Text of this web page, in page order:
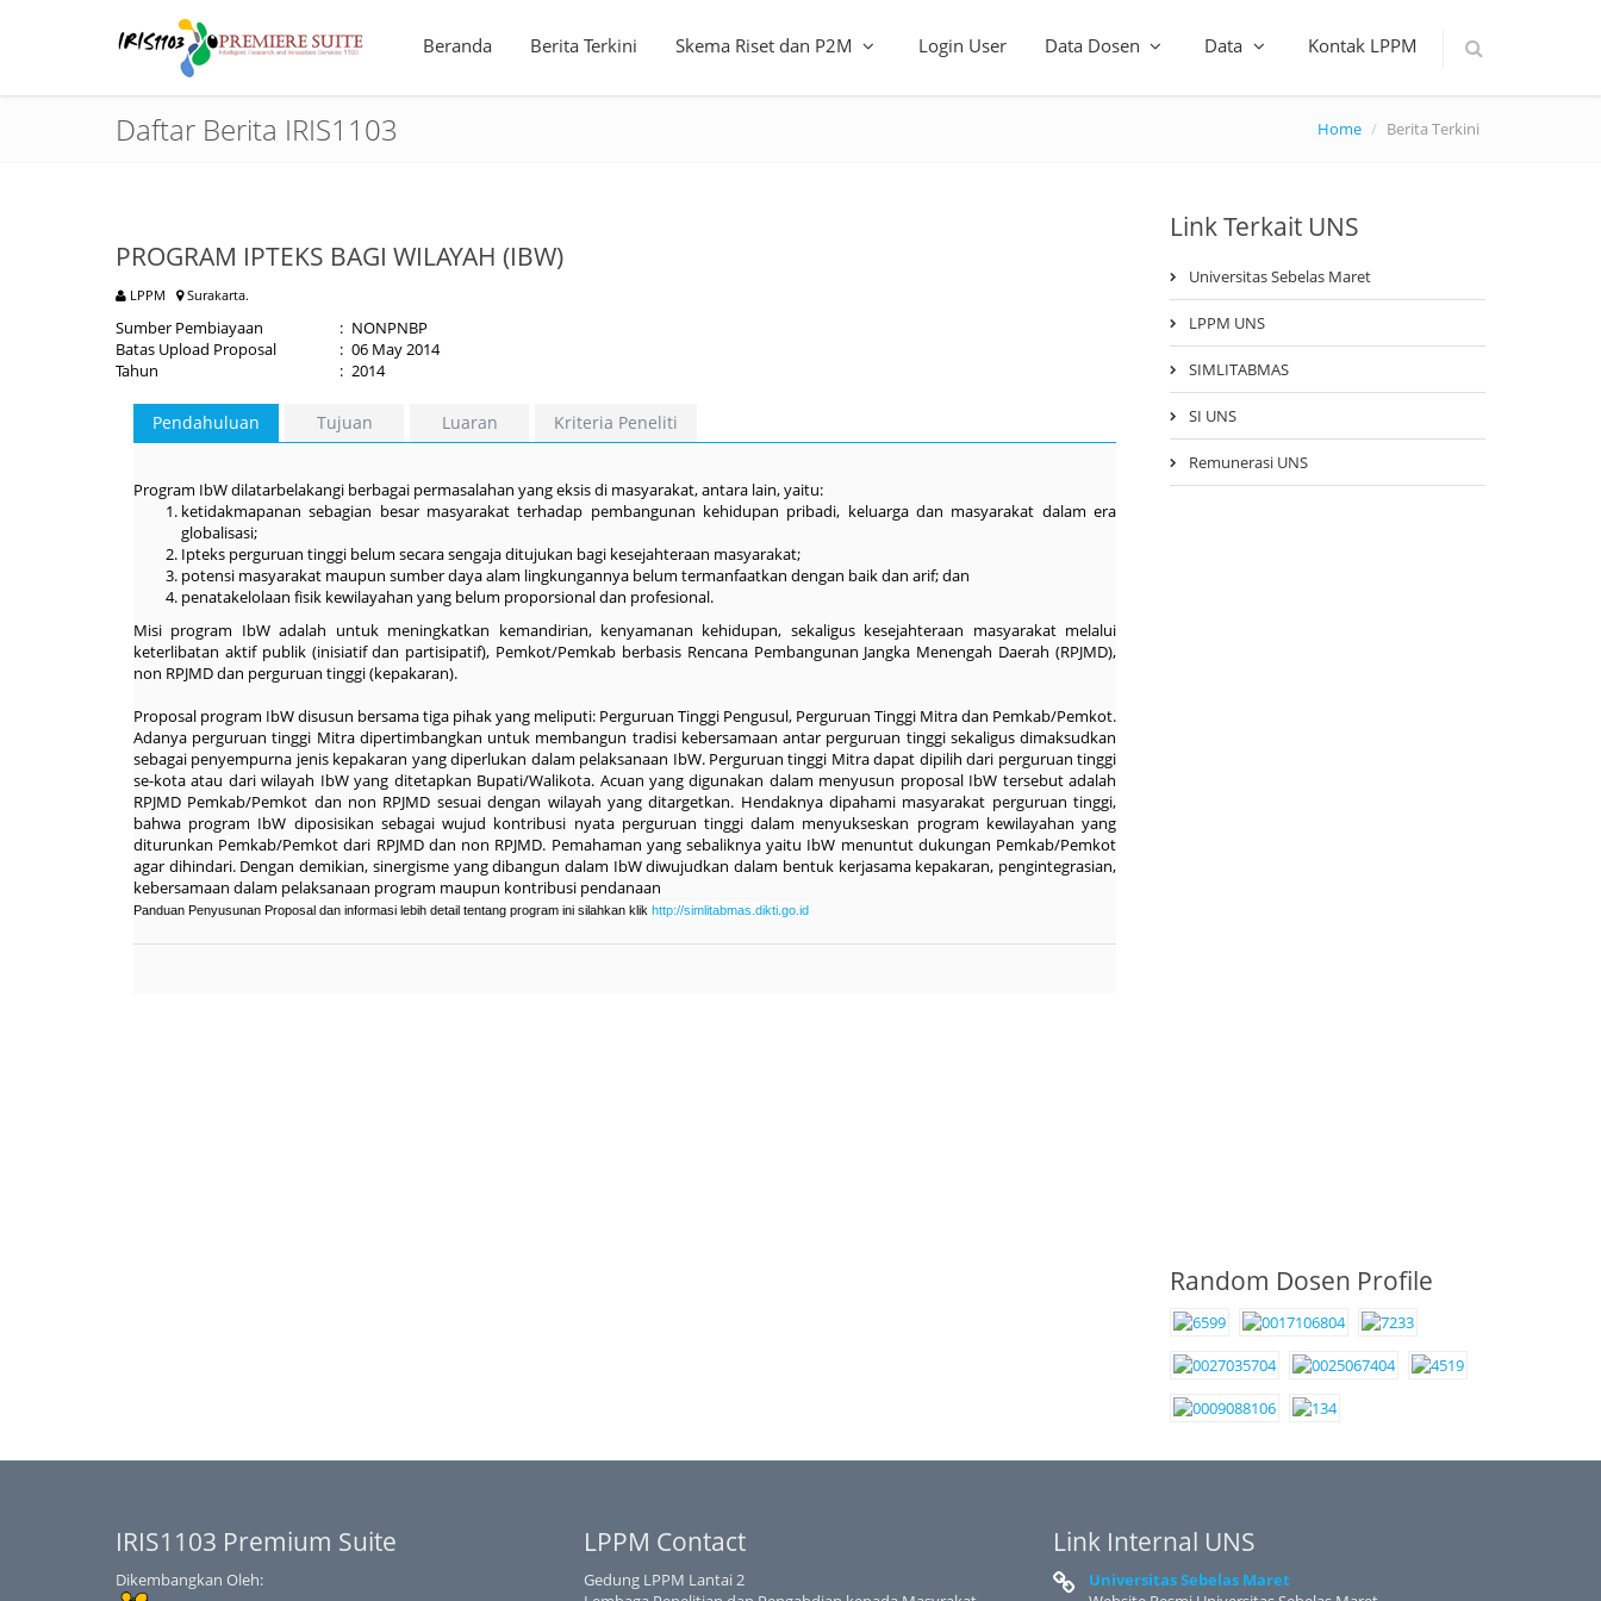
Beranda Berita Terkini Skema Riset dan P2M Login User Data Dosen Data Kontak LPPM
Daftar Berita IRIS1103 Home Berita Terkini
PROGRAM IPTEKS BAGI WILAYAH (IBW)
LPPM Surakarta.
Sumber Pembiayaan : NONPNBP
Batas Upload Proposal
: 06 May 2014
Tahun
: 2014
Pendahuluan Tujuan Luaran Kriteria Peneliti
Program IbW dilatarbelakangi berbagai permasalahan yang eksis di masyarakat, antara lain, yaitu:
ketidakmapanan sebagian besar masyarakat terhadap pembangunan kehidupan pribadi, keluarga dan masyarakat dalam era
globalisasi;
Ipteks perguruan tinggi belum secara sengaja ditujukan bagi kesejahteraan masyarakat;
potensi masyarakat maupun sumber daya alam lingkungannya belum termanfaatkan dengan baik dan arif; dan
penatakelolaan fisik kewilayahan yang belum proporsional dan profesional.
Misi program IbW adalah untuk meningkatkan kemandirian, kenyamanan kehidupan, sekaligus kesejahteraan masyarakat melalui
keterlibatan aktif publik (inisiatif dan partisipatif), Pemkot/Pemkab berbasis Rencana Pembangunan Jangka Menengah Daerah (RPJMD),
non RPJMD dan perguruan tinggi (kepakaran).
Proposal program IbW disusun bersama tiga pihak yang meliputi: Perguruan Tinggi Pengusul, Perguruan Tinggi Mitra dan Pemkab/Pemkot.
Adanya perguruan tinggi Mitra dipertimbangkan untuk membangun tradisi kebersamaan antar perguruan tinggi sekaligus dimaksudkan
sebagai penyempurna jenis kepakaran yang diperlukan dalam pelaksanaan IbW. Perguruan tinggi Mitra dapat dipilih dari perguruan tinggi
se-kota atau dari wilayah IbW yang ditetapkan Bupati/Walikota. Acuan yang digunakan dalam menyusun proposal IbW tersebut adalah
RPJMD Pemkab/Pemkot dan non RPJMD sesuai dengan wilayah yang ditargetkan. Hendaknya dipahami masyarakat perguruan tinggi,
bahwa program IbW diposisikan sebagai wujud kontribusi nyata perguruan tinggi dalam menyukseskan program kewilayahan yang
diturunkan Pemkab/Pemkot dari RPJMD dan non RPJMD. Pemahaman yang sebaliknya yaitu IbW menuntut dukungan Pemkab/Pemkot
agar dihindari. Dengan demikian, sinergisme yang dibangun dalam IbW diwujudkan dalam bentuk kerjasama kepakaran, pengintegrasian,
kebersamaan dalam pelaksanaan program maupun kontribusi pendanaan
Panduan Penyusunan Proposal dan informasi lebih detail tentang program ini silahkan klik http://simlitabmas.dikti.go.id
Link Terkait UNS
Universitas Sebelas Maret
LPPM UNS
SIMLITABMAS
SI UNS
Remunerasi UNS
Random Dosen Profile
IRIS1103 Premium Suite
Dikembangkan Oleh:
LPPM Contact
Gedung LPPM Lantai 2
Link Internal UNS
Universitas Sebelas Maret